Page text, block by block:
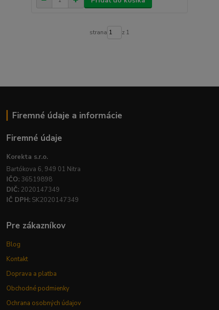
strana z 1
Firemné údaje a informácie
Firemné údaje
Korekta s.r.o.
Bartókova 6, 949 01 Nitra
IČO: 36519898
DIČ: 2020147349
IČ DPH: SK2020147349
Pre zákazníkov
Blog
Kontakt
Doprava a platba
Obchodné podmienky
Ochrana osobných údajov